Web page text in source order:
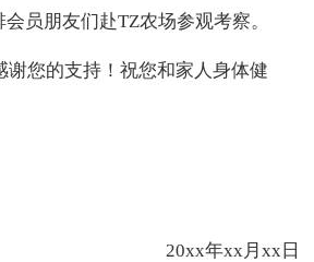
员朋友们赴TZ农场参观考察。
谢您的支持！祝您和家人身体健
20xx年xx月xx日